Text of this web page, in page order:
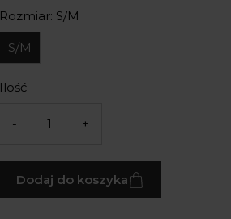
Rozmiar: S/M
S/M
Ilość
- +
Dodaj do koszyka